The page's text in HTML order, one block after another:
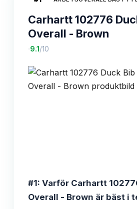
Carhartt 102776
Overall - Brown
·9.1 /10
#1: Varför Carhartt
Overall - Brown är bäst i